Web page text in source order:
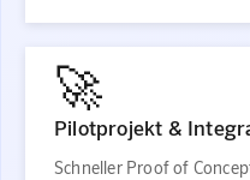
🚀
Pilotprojekt &
Schneller Proof of